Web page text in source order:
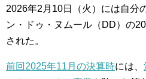
2026年2月10日（火）には自分
ン・ドゥ・ヌムール（DD）の
された。
前回2025年11月の決算時には、